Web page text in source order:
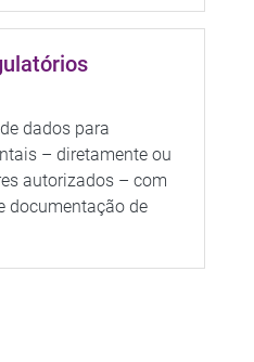
dados para
– diretamente ou
autorizados – com
documentação de